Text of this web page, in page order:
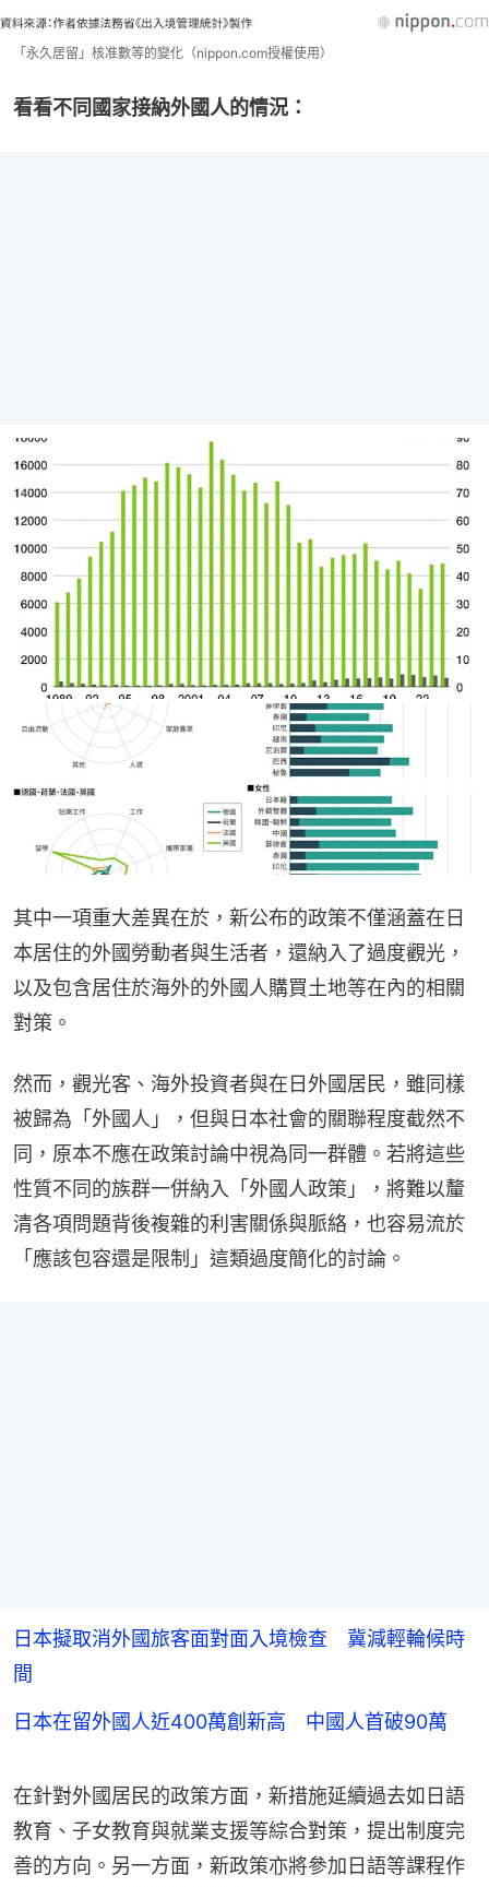
「永久居留」核准數等的變化（nippon.com授權使用）
看看不同國家接納外國人的情況：
其中一項重大差異在於，新公布的政策不僅涵蓋在日
本居住的外國勞動者與生活者，還納入了過度觀光，
以及包含居住於海外的外國人購買土地等在內的相關
對策。
然而，觀光客、海外投資者與在日外國居民，雖同樣
被歸為「外國人」，但與日本社會的關聯程度截然不
同，原本不應在政策討論中視為同一群體。若將這些
性質不同的族群一併納入「外國人政策」，將難以釐
清各項問題背後複雜的利害關係與脈絡，也容易流於
「應該包容還是限制」這類過度簡化的討論。
日本擬取消外國旅客面對面入境檢查 冀減輕輪候時
間
日本在留外國人近400萬創新高 中國人首破90萬
在針對外國居民的政策方面，新措施延續過去如日語
教育、子女教育與就業支援等綜合對策，提出制度完
善的方向。另一方面，新政策亦將參加日語等課程作